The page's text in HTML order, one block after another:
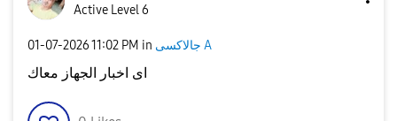
Active Level 6
‎01-07-202611:02 PM in جالاكسى A
اى اخبار الجهاز معاك